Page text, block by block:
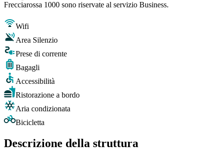
Frecciarossa 1000 sono riservate al servizio Business.
Wifi
Area Silenzio
Prese di corrente
Bagagli
Accessibilità
Ristorazione a bordo
Aria condizionata
Bicicletta
Descrizione della struttura